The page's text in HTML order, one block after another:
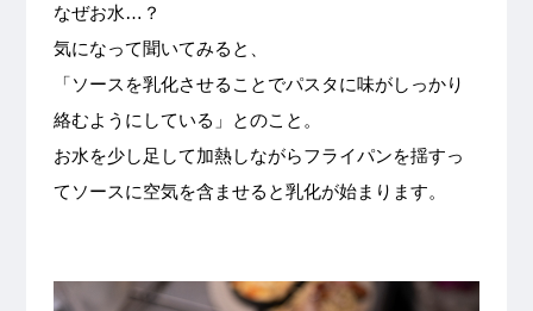
なぜお水…？
気になって聞いてみると、
「ソースを乳化させることでパスタに味がしっかり
絡むようにしている」とのこと。
お水を少し足して加熱しながらフライパンを揺すっ
てソースに空気を含ませると乳化が始まります。